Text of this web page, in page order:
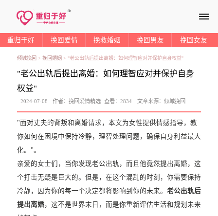
≡
重归于好 挽回爱情 挽救婚姻 挽回男友 挽回女友
倾城挽回 > 挽回婚姻 > "老公出轨后提出离婚：如何理智应对并保护自身权益"
"老公出轨后提出离婚：如何理智应对并保护自身
权益"
2024-07-08 作者：挽回爱情精选 查看：2834 文章来源： 倾城挽回
"面对丈夫的背叛和离婚请求，本文为女性提供情感指导，教
你如何在困境中保持冷静，理智处理问题，确保自身利益最大
化。"。
亲爱的女士们，当你发现老公出轨，而且他竟然提出离婚，这
个打击无疑是巨大的。但是，在这个混乱的时刻，你需要保持
冷静，因为你的每一个决定都将影响到你的未来。 老公出轨后
提出离婚，这不是世界末日，而是你重新评估生活和规划未来